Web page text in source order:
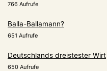
766 Aufrufe
Balla-Ballamann?
651 Aufrufe
Deutschlands dreistester Wirt
650 Aufrufe